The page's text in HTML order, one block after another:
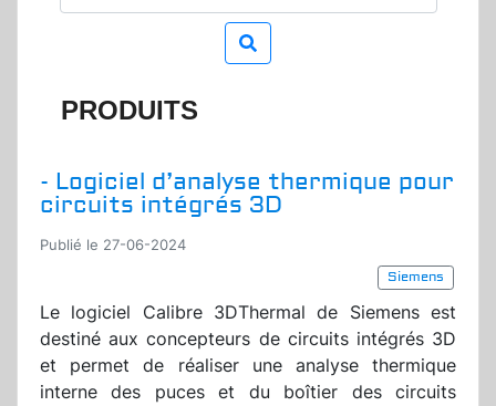
PRODUITS
- Logiciel d’analyse thermique pour
circuits intégrés 3D
Publié le 27-06-2024
Siemens
Le logiciel Calibre 3DThermal de Siemens est
destiné aux concepteurs de circuits intégrés 3D
et permet de réaliser une analyse thermique
interne des puces et du boîtier des circuits